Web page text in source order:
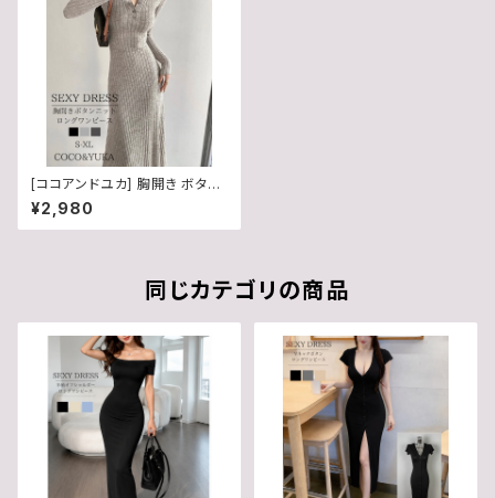
[ココアンドユカ] 胸開き ボタン
セクシー ニット ロング ワンピー
ス タイト 長袖 Aライン レディー
ス リブニット シンプル カジュア
¥2,980
同じカテゴリの商品